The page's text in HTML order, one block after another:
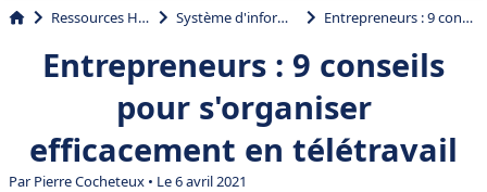
Ressources Humaines (RH) Système d'information RH (SIRH) Entrepreneurs : 9 conseils pour s'organiser efficacement en télétravail
Entrepreneurs : 9 conseils
pour s'organiser
efficacement en télétravail
ParPierre Cocheteux • Le 6 avril 2021